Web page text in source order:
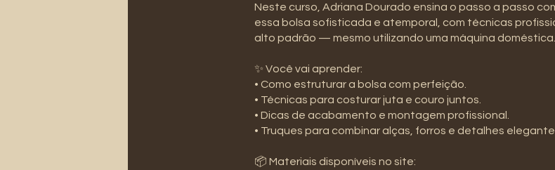
Neste curso, Adriana Dourado ensina o passo a passo
essa bolsa sofisticada e atemporal, com técnicas
alto padrão — mesmo utilizando uma máquina doméstica.
✨ Você vai aprender:
• Como estruturar a bolsa com perfeição.
• Técnicas para costurar juta e couro juntos.
• Dicas de acabamento e montagem profissional.
• Truques para combinar alças, forros e detalhes
📦 Materiais disponíveis no site: